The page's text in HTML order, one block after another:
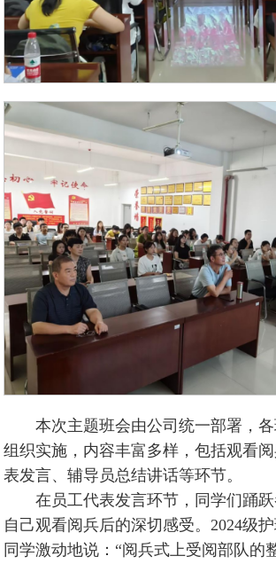
本次主题班会由公司统一部署，
组织实施，内容丰富多样，包括观看
表发言、辅导员总结讲话等环节。
在员工代表发言环节，同学们踊
自己观看阅兵后的深切感受。2024级
同学激动地说：“阅兵式上受阅部队的